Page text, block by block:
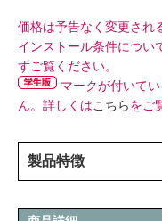
価格は予告なく変更され
インストール条件につい
ずご覧ください。
マークが付いて
ん。詳しくはこちらをご
製品特徴